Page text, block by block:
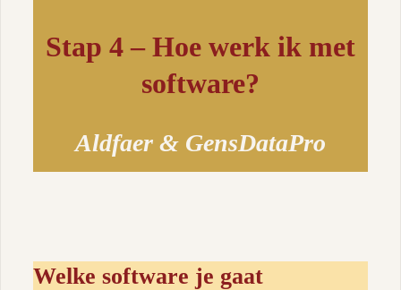
Stap 4 – Hoe werk ik met
software?
Aldfaer & GensDataPro
Welke software je gaat